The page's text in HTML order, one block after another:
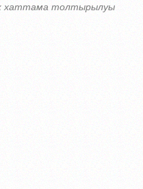
хаттама толтырылуы